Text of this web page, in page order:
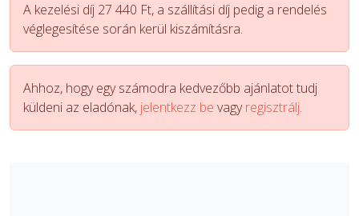
A kezelési díj 27 440 Ft, a szállítási díj pedig a rendelés
véglegesítése során kerül kiszámításra.
Ahhoz, hogy egy számodra kedvezőbb ajánlatot tudj
küldeni az eladónak, jelentkezz be vagyregisztrálj.